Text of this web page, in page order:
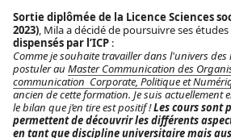
Sortie diplômée de la Licence Sciences
2023), Mila a décidé de poursuivre ses études
dispensés par l’ICP :
Comme je souhaite travailler dans l'univers des
postuler au Master Communication des
communication Corporate, Politique et
ancien de cette formation. Je suis actuellement
le bilan que j’en tire est positif !Les cours sont
permettent de découvrir les différents
en tant que discipline universitaire mais